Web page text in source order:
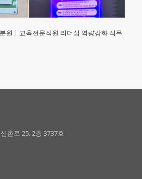
원ㅣ교육전문직원 리더십 역량강화 직무
촌로 25, 2층 3737호